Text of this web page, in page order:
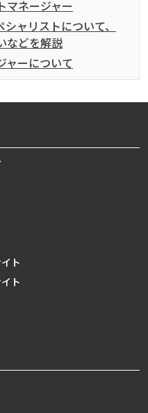
マネージャー
ャリストについて、
などを解説
ャーについて
ト
ト